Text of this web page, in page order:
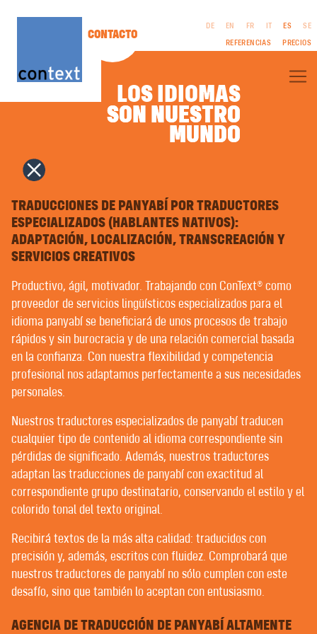
LOS IDIOMAS
SON NUESTRO
MUNDO
SON NUESTRO
MUNDO
DE EN FR IT ES
SE
REFERENCIAS
PRECIOS
CINE Y TELEVISIÓN | GUIONES
COMUNICACIÓN CORPORATIVA
COPYWRITING | TEXTOS PUBLICITARIOS
NAMING | NOMBRES DE MARCA
DISEÑO GRÁFICO | MULTIMEDIA
AUTOEDICIÓN EN LENGUA EXTRANJERA | PREIMPRESIÓN
CURSOS DE IDIOMAS | COACHING
LECTURA FÁCIL | LENGUAJE CLARO
TRADUCCIÓN AUTOMÁTICA CON INTELIGENCIA ARTIFICIAL
POST-EDICIÓN | CORRECCIÓN
EDICIÓN Y CORRECCIÓN
BIENVENIDOS A CONTEXT® –
TRADUCTORES | REDACTORES |
REVISORES
OFRECEMOS A NUESTROS MEJORES CLIENTES UN
ASESORAMIENTO MUY PERSONALIZADO. QUÉ
SUERTE QUE NUESTROS CLIENTES SEAN LOS
MEJORES.
Casi no existe ninguna agencia de traducción que no
afirme que mantiene una relación personal y de
confianza con sus clientes. Lo que no siempre está
AVISO LEGAL
POLÍTICA DE
PRIVACIDAD
TRADUCCIONES DE PANYABÍ POR TRADUCTORES
ESPECIALIZADOS (HABLANTES NATIVOS):
ADAPTACIÓN, LOCALIZACIÓN, TRANSCREACIÓN Y
SERVICIOS CREATIVOS
Productivo, ágil, motivador. Trabajando con ConText® como
proveedor de servicios lingüísticos especializados para el
idioma panyabí se beneficiará de unos procesos de trabajo
rápidos y sin burocracia y de una relación comercial basada
en la confianza. Con nuestra flexibilidad y competencia
profesional nos adaptamos perfectamente a sus necesidades
personales.
Nuestros traductores especializados de panyabí traducen
cualquier tipo de contenido al idioma correspondiente sin
pérdidas de significado. Además, nuestros traductores
adaptan las traducciones de panyabí con exactitud al
correspondiente grupo destinatario, conservando el estilo y el
colorido tonal del texto original.
Recibirá textos de la más alta calidad: traducidos con
precisión y, además, escritos con fluidez. Comprobará que
nuestros traductores de panyabí no sólo cumplen con este
desafío, sino que también lo aceptan con entusiasmo.
AGENCIA DE TRADUCCIÓN DE PANYABÍ ALTAMENTE
CONTACTO